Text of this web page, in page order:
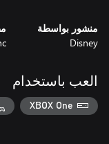
منشور بواسطة
Disney
العب باستخدام
XBOX One